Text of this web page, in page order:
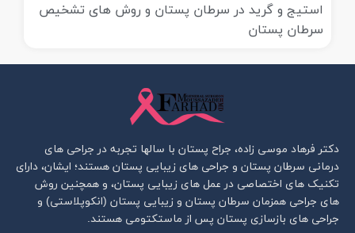
استیج و گرید در سرطان پستان و روش های تشخیص
سرطان پستان
دکتر فرهاد موسی زاده، جراح پستان با سالها تجربه در جراحی های
درمانی سرطان پستان و جراحی های زیبایی پستان هستند؛ ایشان، دارای
تکنیک های اختصاصی در عمل های زیبایی پستان، و همچنین روش
های جراحی همزمان سرطان پستان و زیبایی پستان (انکوپلاستی) و
جراحی های بازسازی پستان پس از ماستکتومی هستند.